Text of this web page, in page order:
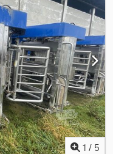
nieuw en ongebruikt!
0150 Gebruikte RPS
1 / 5